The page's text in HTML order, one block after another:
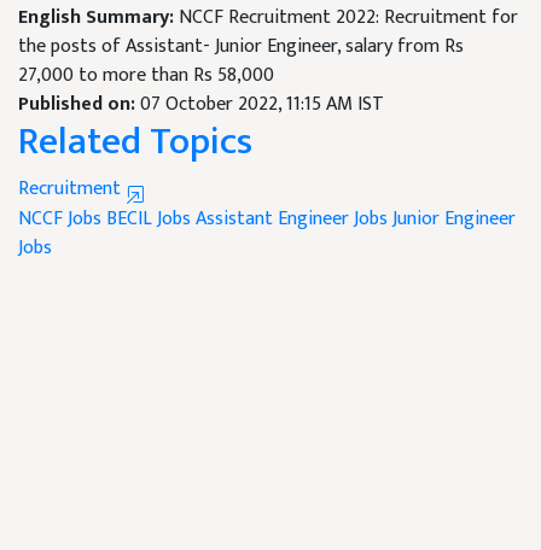
English Summary:NCCF Recruitment 2022: Recruitment for
the posts of Assistant- Junior Engineer, salary from Rs
27,000 to more than Rs 58,000
Published on:07 October 2022, 11:15 AM IST
Related Topics
Recruitment
NCCF Jobs BECIL JobsAssistant Engineer JobsJunior Engineer
Jobs